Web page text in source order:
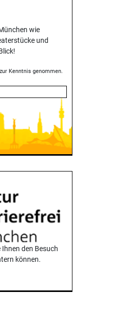
wie
und
zur Kenntnis genommen.
den Besuch
können.